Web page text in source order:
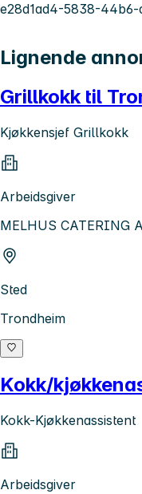
e28d1ad4-5838-44b6-
Lignende
Grillkokk til
Kjøkkensjef Grillkokk
Arbeidsgiver
MELHUS CATERING
Sted
Trondheim
Kokk/
Kokk-Kjøkkenassistent
Arbeidsgiver